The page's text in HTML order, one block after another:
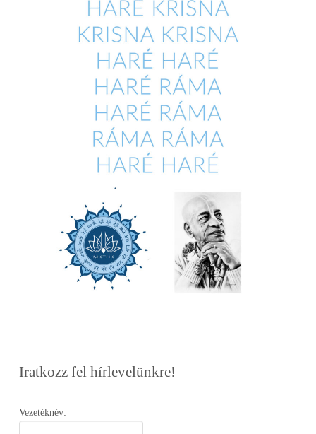
Iratkozz fel hírlevelünkre!
Vezetéknév: